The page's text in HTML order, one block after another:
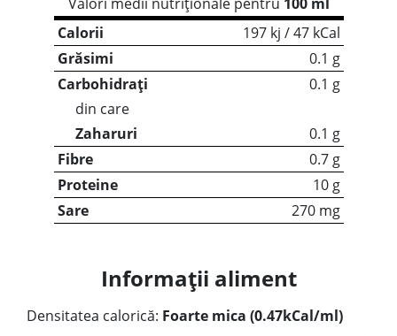
Calorii
197 kj / 47 kCal
Grăsimi
0.1 g
Carbohidrați
0.1 g
din care
Zaharuri
0.1 g
Fibre
0.7 g
Proteine
10 g
Sare
270 mg
Informații aliment
Densitatea calorică: Foarte mica (0.47kCal/ml)